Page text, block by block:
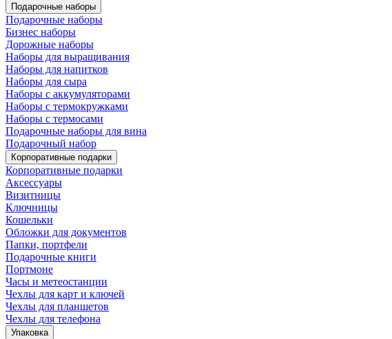
Подарочные наборы
Подарочные наборы
Бизнес наборы
Дорожные наборы
Наборы для выращивания
Наборы для напитков
Наборы для сыра
Наборы с аккумуляторами
Наборы с термокружками
Наборы с термосами
Подарочные наборы для вина
Подарочный набор
Корпоративные подарки
Корпоративные подарки
Аксессуары
Визитницы
Ключницы
Кошельки
Обложки для документов
Папки, портфели
Подарочные книги
Портмоне
Часы и метеостанции
Чехлы для карт и ключей
Чехлы для планшетов
Чехлы для телефона
Упаковка